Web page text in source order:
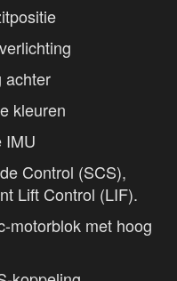
achter
kleuren
IMU
Control (SCS),
Lift Control (LIF).
motorblok met hoog